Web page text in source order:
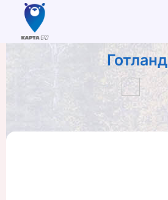
Готланд